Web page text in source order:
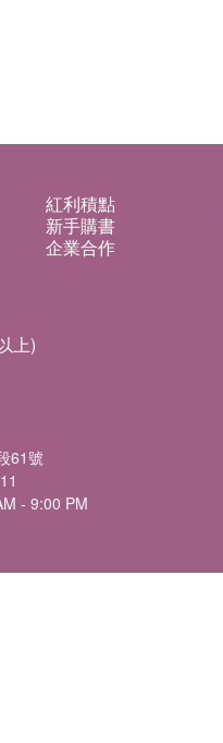
紅利積點
新手購書
企業合作
上)
61號
- 9:00 PM